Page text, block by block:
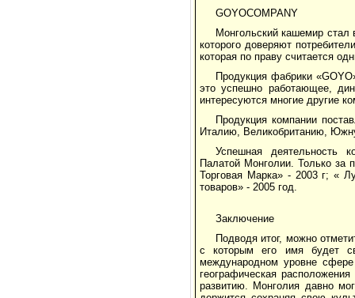
GOYOCOMPANY
Монгольский кашемир стал
которого доверяют
которая по праву считается
Продукция фабрики
это успешно работающее,
интересуются многие другие
Продукция компании
Италию, Великобританию,
Успешная деятельность
Палатой Монголии. Только за
Торговая Марка» - 2003 г; «
товаров» - 2005 год.
Заключение
Подводя итог, можно
с которым его имя будет
международном уровне
географическая
развитию. Монголия давно